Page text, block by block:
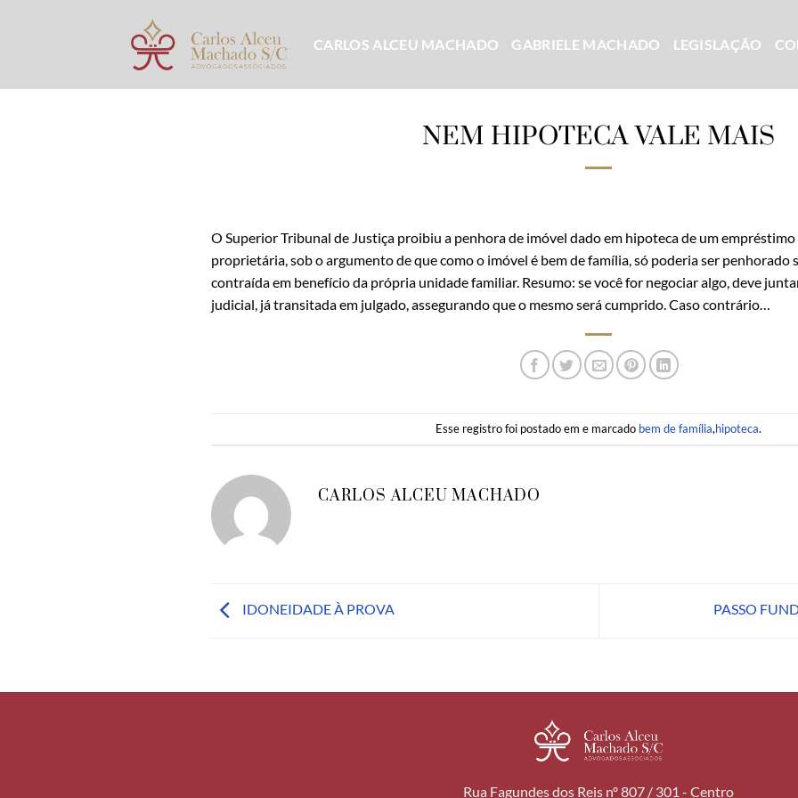
CARLOS ALCEU MACHADO GABRIELE MACHADO LEGISLAÇÃO
NEM HIPOTECA VALE MAIS
O Superior Tribunal de Justiça proibiu a penhora de imóvel dado em hipoteca de um
proprietária, sob o argumento de que como o imóvel é bem de família, só poderia ser penhorado
contraída em benefício da própria unidade familiar. Resumo: se você for negociar algo, deve
judicial, já transitada em julgado, assegurando que o mesmo será cumprido. Caso contrário…
Esse registro foi postado em e marcado bem de família,hipoteca.
CARLOS ALCEU MACHADO
IDONEIDADE À PROVA PASSO
Rua Fagundes dos Reis nº 807 / 301 - Centro